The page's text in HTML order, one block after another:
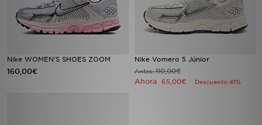
Nike WOMEN'S SHOES ZOOM
160,00€
Nike Vomero 5 Júnior
Antes110,00€
Ahora 65,00€ Descuento 41%